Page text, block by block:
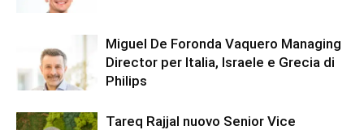
Miguel De Foronda Vaquero Managing
Director per Italia, Israele e Grecia di
Philips
Tareq Rajjal nuovo Senior Vice